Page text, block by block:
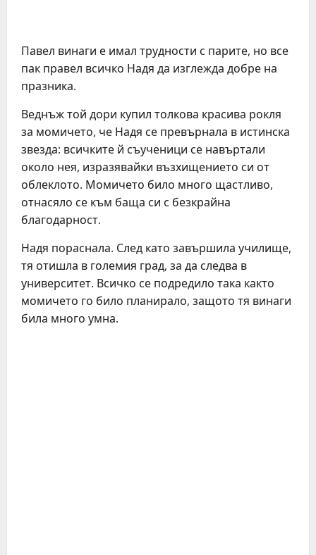
Павел винаги е имал трудности с парите, но все
пак правел всичко Надя да изглежда добре на
празника.
Веднъж той дори купил толкова красива рокля
за момичето, че Надя се превърнала в истинска
звезда: всичките й съученици се навъртали
около нея, изразявайки възхищението си от
облеклото. Момичето било много щастливо,
отнасяло се към баща си с безкрайна
благодарност.
Надя пораснала. След като завършила училище,
тя отишла в големия град, за да следва в
университет. Всичко се подредило така както
момичето го било планирало, защото тя винаги
била много умна.